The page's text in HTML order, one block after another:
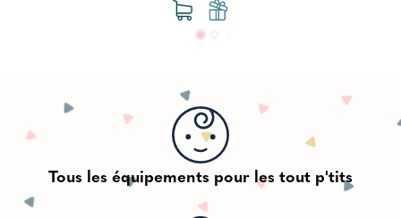
Tous les équipements pour les tout p'tits